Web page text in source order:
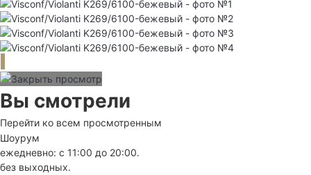
Вы смотрели
Перейти ко всем просмотренным
Шоурум
ежедневно: с 11:00 до 20:00.
без выходных.